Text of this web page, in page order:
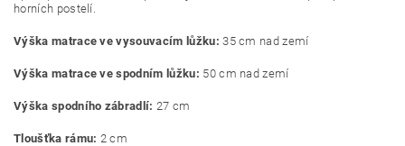
horních postelí.
Výška matrace ve vysouvacím lůžku: 35 cm nad zemí
Výška matrace ve spodním lůžku: 50 cm nad zemí
Výška spodního zábradlí: 27 cm
Tloušťka rámu: 2 cm